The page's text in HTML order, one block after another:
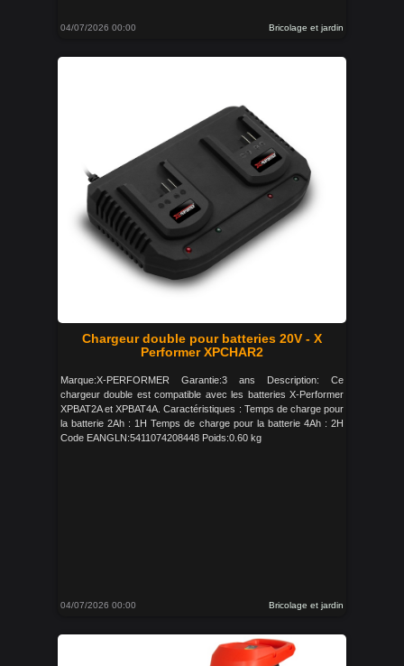
04/07/2026 00:00 Bricolage et jardin
Chargeur double pour batteries 20V - X
Performer XPCHAR2
Marque:X-PERFORMER Garantie:3 ans Description: Ce
chargeur double est compatible avec les batteries X-Performer
XPBAT2A et XPBAT4A. Caractéristiques : Temps de charge pour
la batterie 2Ah : 1H Temps de charge pour la batterie 4Ah : 2H
Code EANGLN:5411074208448 Poids:0.60 kg
04/07/2026 00:00 Bricolage et jardin